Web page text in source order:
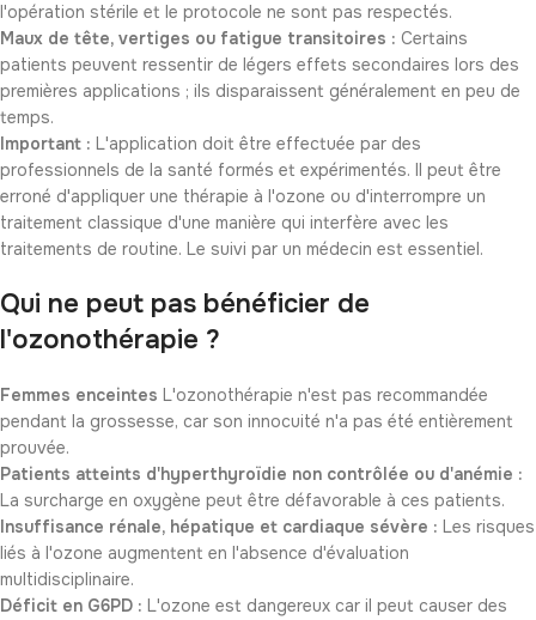
l'opération stérile et le protocole ne sont pas respectés.
Maux de tête, vertiges ou fatigue transitoires : Certains
patients peuvent ressentir de légers effets secondaires lors des
premières applications ; ils disparaissent généralement en peu de
temps.
Important : L'application doit être effectuée par des
professionnels de la santé formés et expérimentés. Il peut être
erroné d'appliquer une thérapie à l'ozone ou d'interrompre un
traitement classique d'une manière qui interfère avec les
traitements de routine. Le suivi par un médecin est essentiel.
Qui ne peut pas bénéficier de
l'ozonothérapie ?
Femmes enceintes L'ozonothérapie n'est pas recommandée
pendant la grossesse, car son innocuité n'a pas été entièrement
prouvée.
Patients atteints d'hyperthyroïdie non contrôlée ou d'anémie :
La surcharge en oxygène peut être défavorable à ces patients.
Insuffisance rénale, hépatique et cardiaque sévère : Les risques
liés à l'ozone augmentent en l'absence d'évaluation
multidisciplinaire.
Déficit en G6PD : L'ozone est dangereux car il peut causer des